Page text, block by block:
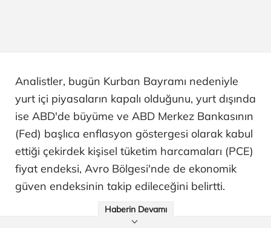
Analistler, bugün Kurban Bayramı nedeniyle
yurt içi piyasaların kapalı olduğunu, yurt dışında
ise ABD'de büyüme ve ABD Merkez Bankasının
(Fed) başlıca enflasyon göstergesi olarak kabul
ettiği çekirdek kişisel tüketim harcamaları (PCE)
fiyat endeksi, Avro Bölgesi'nde de ekonomik
güven endeksinin takip edileceğini belirtti.
Haberin Devamı